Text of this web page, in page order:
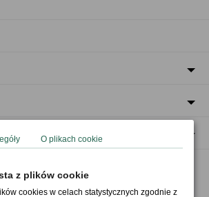
Akceptujemy płatności
O plikach cookie
z plików cookie
cookies w celach statystycznych zgodnie z